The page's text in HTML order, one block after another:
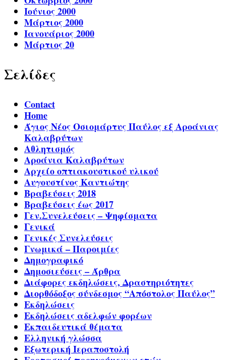
Ιούνιος 2000
Μάρτιος 2000
Ιανουάριος 2000
Μάρτιος 20
Σελίδες
Contact
Home
Άγιος Νέος Οσιομάρτυς Παύλος εξ Αροάνιας
Καλαβρύτων
Αθλητισμός
Αροάνια Καλαβρύτων
Αρχείο οπτιακουστικού υλικού
Αυγουστίνος Καντιώτης
Βραβεύσεις 2018
Βραβεύσεις έως 2017
Γεν.Συνελεύσεις – Ψηφίσματα
Γενικά
Γενικές Συνελεύσεις
Γνωμικά – Παροιμίες
Δημογραφικό
Δημοσιεύσεις – Άρθρα
Διάφορες εκδηλώσεις, Δραστηριότητες
Διορθόδοξος σύνδεσμος “Απόστολος Παύλος”
Εκδηλώσεις
Εκδηλώσεις αδελφών φορέων
Εκπαιδευτικά θέματα
Ελληνική γλώσσα
Εξωτερική Ιεραποστολή